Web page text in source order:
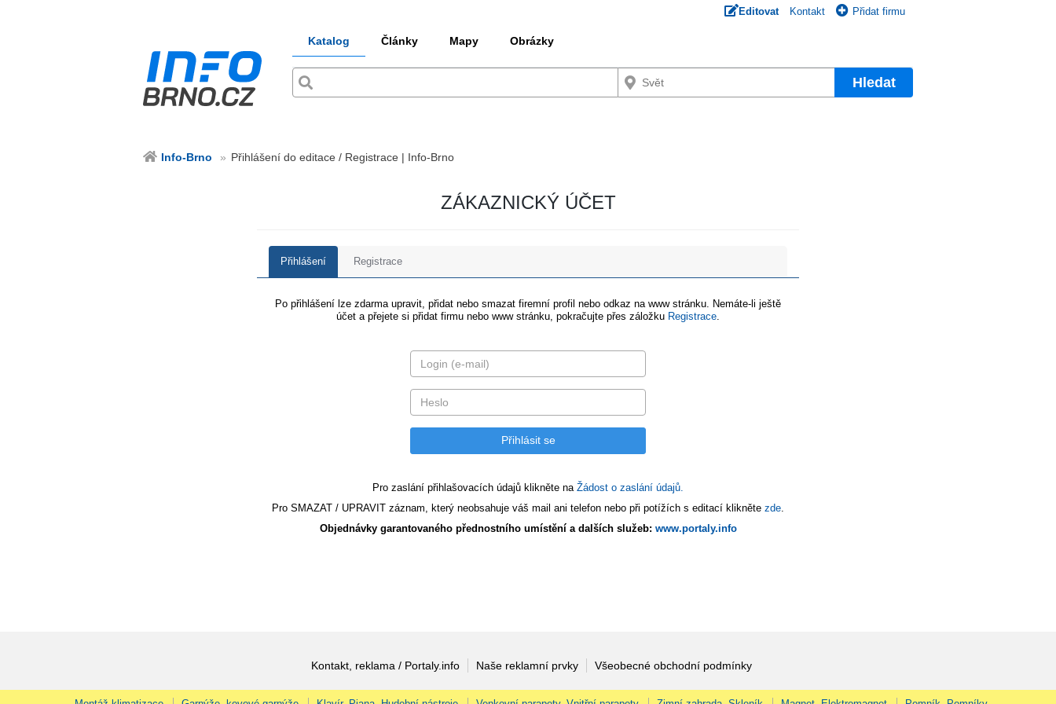
Editovat Kontakt Přidat firmu
Katalog Články Mapy Obrázky
Hledat
Info-Brno Přihlášení do editace / Registrace | Info-Brno
ZÁKAZNICKÝ ÚČET
Přihlášení Registrace
Po přihlášení lze zdarma upravit, přidat nebo smazat firemní profil nebo odkaz na www stránku. Nemáte-li ještě
účet a přejete si přidat firmu nebo www stránku, pokračujte přes záložku Registrace
Pro zaslání přihlašovacích údajů klikněte na Žádost o zaslání údajů.
Pro SMAZAT / UPRAVIT záznam, který neobsahuje váš mail ani telefon nebo při potížích s editací klikněte zde
Objednávky garantovaného přednostního umístění a dalších služeb: www.portaly.info
Kontakt, reklama / Portaly.info Naše reklamní prvky Všeobecné obchodní podmínky